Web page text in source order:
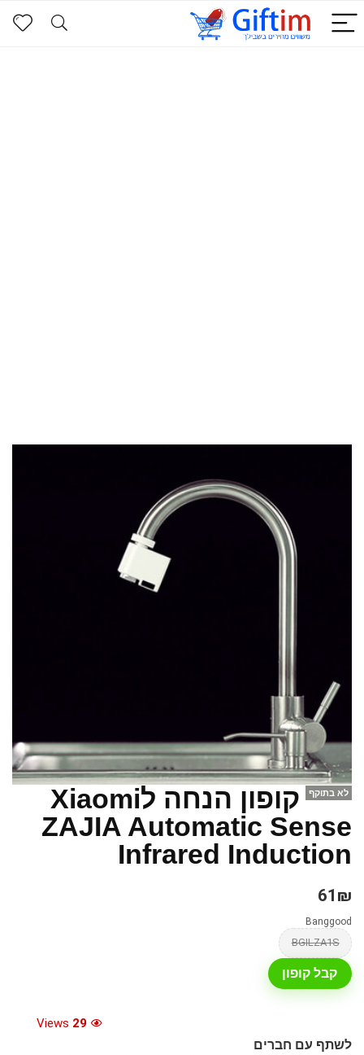
לא בתוקף
קופון הנחה לXiaomi
ZAJIA Automatic Sense
Infrared Induction
61₪
Banggood
BGILZA1S
קבל קופון
29
לשתף עם חברים